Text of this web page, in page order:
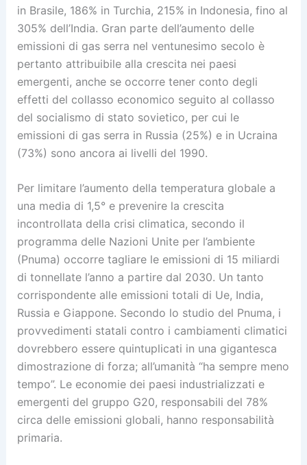
in Brasile, 186% in Turchia, 215% in Indonesia, fino al
305% dell’India. Gran parte dell’aumento delle
emissioni di gas serra nel ventunesimo secolo è
pertanto attribuibile alla crescita nei paesi
emergenti, anche se occorre tener conto degli
effetti del collasso economico seguito al collasso
del socialismo di stato sovietico, per cui le
emissioni di gas serra in Russia (25%) e in Ucraina
(73%) sono ancora ai livelli del 1990.
Per limitare l’aumento della temperatura globale a
una media di 1,5° e prevenire la crescita
incontrollata della crisi climatica, secondo il
programma delle Nazioni Unite per l’ambiente
(Pnuma) occorre tagliare le emissioni di 15 miliardi
di tonnellate l’anno a partire dal 2030. Un tanto
corrispondente alle emissioni totali di Ue, India,
Russia e Giappone. Secondo lo studio del Pnuma, i
provvedimenti statali contro i cambiamenti climatici
dovrebbero essere quintuplicati in una gigantesca
dimostrazione di forza; all’umanità “ha sempre meno
tempo”. Le economie dei paesi industrializzati e
emergenti del gruppo G20, responsabili del 78%
circa delle emissioni globali, hanno responsabilità
primaria.